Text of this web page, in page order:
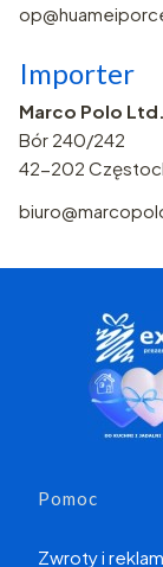
Importer
Marco Polo
Bór 240/242
42-202
Linki w
Pomoc
Zwroty i